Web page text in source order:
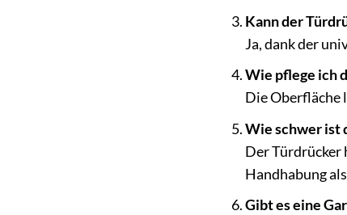
Kann der
Ja, dank der
Wie pflege ich
Die Oberfläche
Wie schwer ist
Der Türdrücker
Handhabung
Gibt es eine